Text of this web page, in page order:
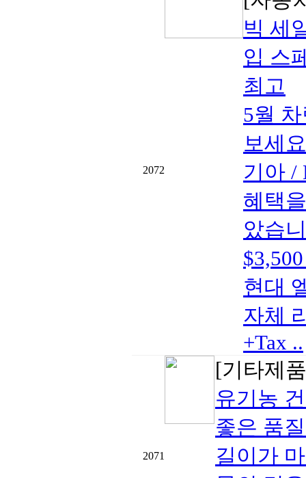
2072
빅 세
입 스
최고
5월
보세
기아 /
혜택
았습
현대
자체
+Tax ..
2071
[기타제
유기농
좋은 품
길이가